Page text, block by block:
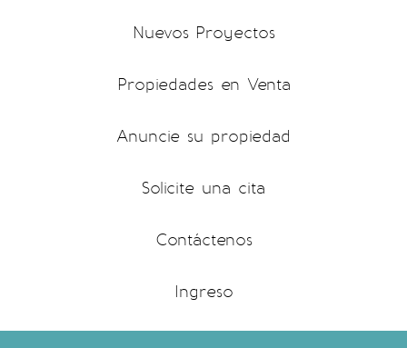
Nuevos Proyectos
Propiedades en Venta
Anuncie su propiedad
Solicite una cita
Contáctenos
Ingreso